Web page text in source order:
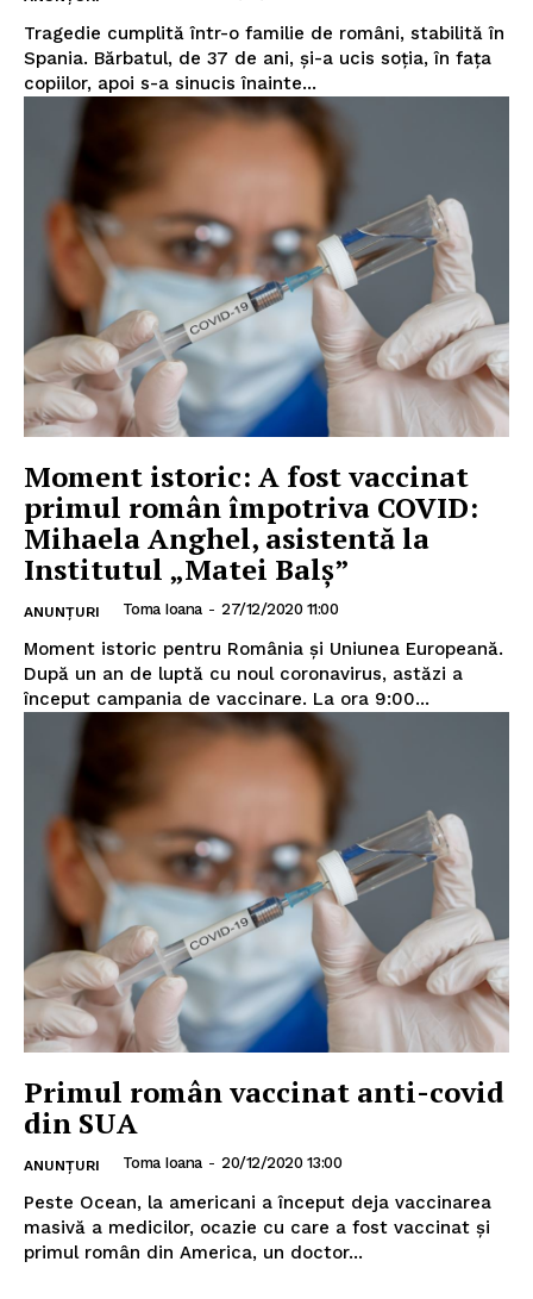
INFO IAȘI
Tragedie cumplită într-o familie de români, stabilită în
Spania. Bărbatul, de 37 de ani, și-a ucis soţia, în fața
copiilor, apoi s-a sinucis înainte...
Moment istoric: A fost vaccinat
primul român împotriva COVID:
Mihaela Anghel, asistentă la
Institutul „Matei Balș”
ANUNȚURI Toma Ioana - 27/12/2020 11:00
Moment istoric pentru România și Uniunea Europeană.
După un an de luptă cu noul coronavirus, astăzi a
început campania de vaccinare. La ora 9:00...
Primul român vaccinat anti-covid
din SUA
ANUNȚURI Toma Ioana - 20/12/2020 13:00
Peste Ocean, la americani a început deja vaccinarea
masivă a medicilor, ocazie cu care a fost vaccinat și
primul român din America, un doctor...